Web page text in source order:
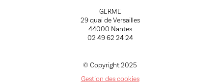
GERME
29 quai de Versailles
44000 Nantes
02 49 62 24 24
© Copyright 2025
Gestion des cookies